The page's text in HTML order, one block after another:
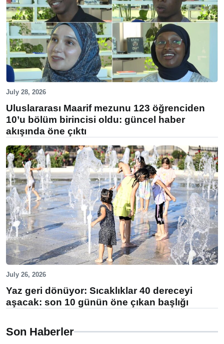
July 28, 2026
Uluslararası Maarif mezunu 123 öğrenciden
10’u bölüm birincisi oldu: güncel haber
akışında öne çıktı
July 26, 2026
Yaz geri dönüyor: Sıcaklıklar 40 dereceyi
aşacak: son 10 günün öne çıkan başlığı
Son Haberler